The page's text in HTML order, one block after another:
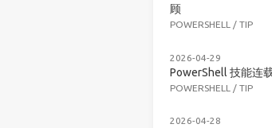
顾
POWERSHELL / TIP
2026-04-29
PowerShell 技能连
POWERSHELL / TIP
2026-04-28